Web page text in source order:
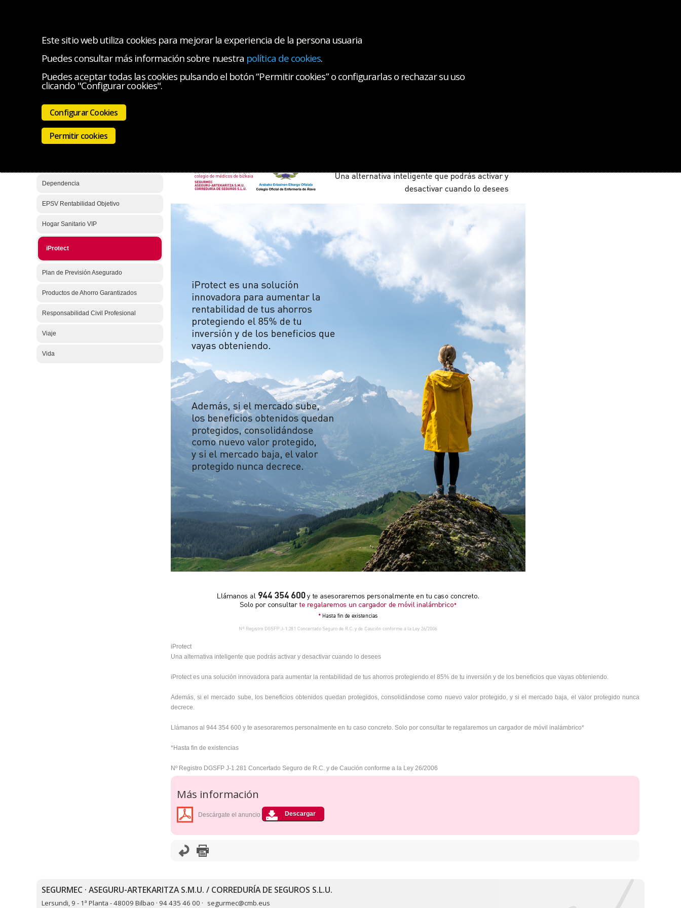
Este sitio web utiliza cookies para mejorar la experiencia de la persona usuaria
Puedes consultar más información sobre nuestra política de cookies.
Puedes aceptar todas las cookies pulsando el botón “Permitir cookies” o configurarlas o rechazar su uso
clicando "Configurar cookies".
Configurar Cookies
Permitir cookies
OFERTA ESPECIAL ¿QUIÉN ME ATIENDE? SEGUROS
iProtect
Una alternativa inteligente que podrás activar y desactivar cuando lo desees
iProtect es una solución innovadora para aumentar la rentabilidad de tus ahorros protegiendo el 85% de tu inversión y de los beneficios que vayas obteniendo.
Además, si el mercado sube, los beneficios obtenidos quedan protegidos, consolidándose como nuevo valor protegido, y si el mercado baja, el valor protegido nunca
decrece.
Llámanos al 944 354 600 y te asesoraremos personalmente en tu caso concreto. Solo por consultar te regalaremos un cargador de móvil inalámbrico*
*Hasta fin de existencias
Nº Registro DGSFP J-1.281 Concertado Seguro de R.C. y de Caución conforme a la Ley 26/2006
Más información
Descárgate el anuncio
Auto, moto y hogar
Decesos
Dependencia
EPSV Rentabilidad Objetivo
Hogar Sanitario VIP
iProtect
Plan de Previsión Asegurado
Productos de Ahorro Garantizados
Responsabilidad Civil Profesional
Viaje
Vida
SEGURMEC · ASEGURU-ARTEKARITZA S.M.U. / CORREDURÍA DE SEGUROS S.L.U.
Lersundi, 9 - 1ª Planta - 48009 Bilbao · 94 435 46 00 · segurmec@cmb.eus